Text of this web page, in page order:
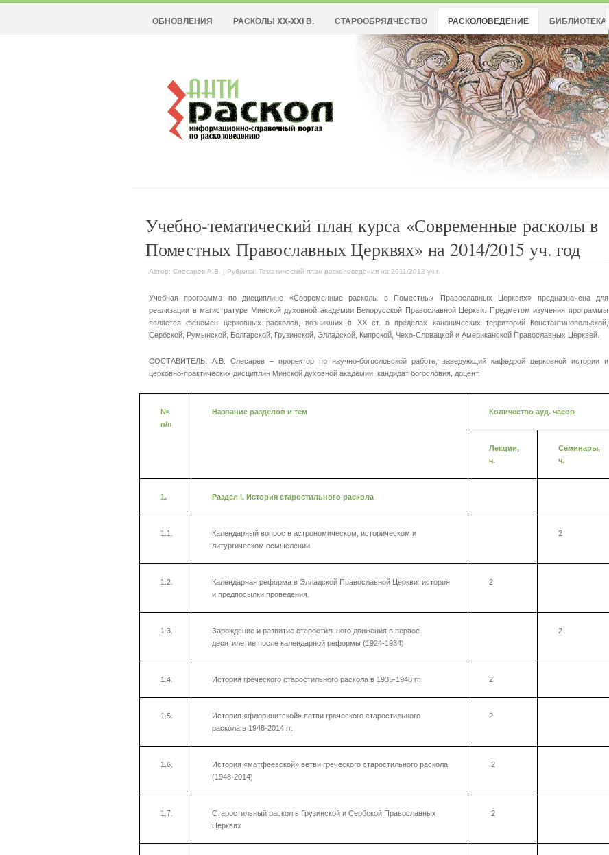
ОБНОВЛЕНИЯ РАСКОЛЫ XX-XXI В. СТАРООБРЯДЧЕСТВО РАСКОЛОВЕДЕНИЕ БИБЛИОТЕКА
Учебно-тематический план курса «Современные расколы в
Поместных Православных Церквях» на 2014/2015 уч. год
Автор: Слесарев А.В. | Рубрика: Тематический план расколоведения на 2011/2012 уч.г.
Учебная программа по дисциплине «Современные расколы в Поместных Православных Церквях» предназначена для
реализации в магистратуре Минской духовной академии Белорусской Православной Церкви. Предметом изучения программы
является феномен церковных расколов, возникших в XХ ст. в пределах канонических территорий Константинопольской,
Сербской, Румынской, Болгарской, Грузинской, Элладской, Кипрской, Чехо-Словацкой и Американской Православных Церквей.
СОСТАВИТЕЛЬ: А.В. Слесарев – проректор по научно-богословской работе, заведующий кафедрой церковной истории и
церковно-практических дисциплин Минской духовной академии, кандидат богословия, доцент.
№
п/п
Название разделов и тем Количество ауд. часов
Лекции,
ч.
Семинары,
ч.
1. Раздел I. История старостильного раскола
1.1.
Календарный вопрос в астрономическом, историческом и
литургическом осмыслении
2
1.2.
Календарная реформа в Элладской Православной Церкви: история
и предпосылки проведения.
2
1.3.
Зарождение и развитие старостильного движения в первое
десятилетие после календарной реформы (1924-1934)
2
1.4. История греческого старостильного раскола в 1935-1948 гг. 2
1.5.
История «флоринитской» ветви греческого старостильного
раскола в 1948-2014 гг.
2
1.6.
История «матфеевской» ветви греческого старостильного раскола
(1948-2014)
2
1.7.
Старостильный раскол в Грузинской и Сербской Православных
Церквях
2